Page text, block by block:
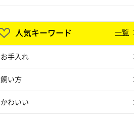
人気キーワード 一覧
お手入れ
飼い方
かわいい